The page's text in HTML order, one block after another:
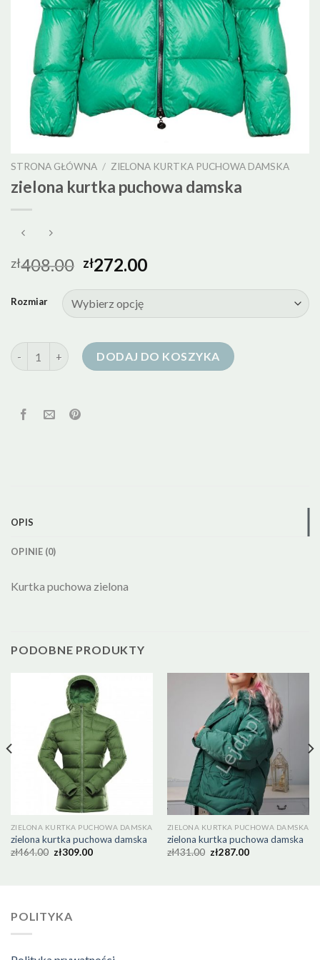
STRONA GŁÓWNA / ZIELONA KURTKA PUCHOWA DAMSKA
zielona kurtka puchowa damska
zł408.00 zł272.00
Rozmiar
ilość zielona kurtka puchowa damska
DODAJ DO KOSZYKA
OPIS
OPINIE (0)
Kurtka puchowa zielona
PODOBNE PRODUKTY
ZIELONA KURTKA PUCHOWA DAMSKA
zielona kurtka puchowa damska
zł464.00 zł309.00
ZIELONA KURTKA PUCHOWA DAMSKA
zielona kurtka puchowa damska
zł431.00 zł287.00
POLITYKA